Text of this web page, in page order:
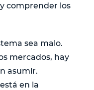
comprender los
sea malo.
mercados, hay
asumir.
en la